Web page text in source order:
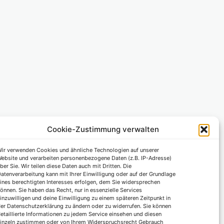
Cookie-Zustimmung verwalten
verwenden Cookies und ähnliche Technologien auf unserer
und verarbeiten personenbezogene Daten (z.B. IP-Adresse)
Sie. Wir teilen diese Daten auch mit Dritten. Die
kann mit Ihrer Einwilligung oder auf der Grundlage
berechtigten Interesses erfolgen, dem Sie widersprechen
Sie haben das Recht, nur in essenzielle Services
und deine Einwilligung zu einem späteren Zeitpunkt in
Datenschutzerklärung zu ändern oder zu widerrufen. Sie können
Informationen zu jedem Service einsehen und diesen
zustimmen oder von Ihrem Widerspruchsrecht Gebrauch